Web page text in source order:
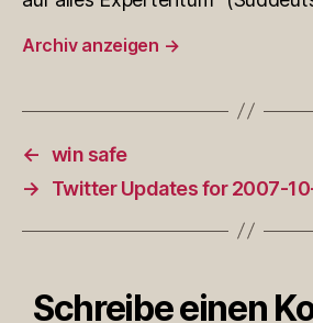
Archiv anzeigen →
← win safe
→
Twitter Updates for 2007-
Schreibe einen